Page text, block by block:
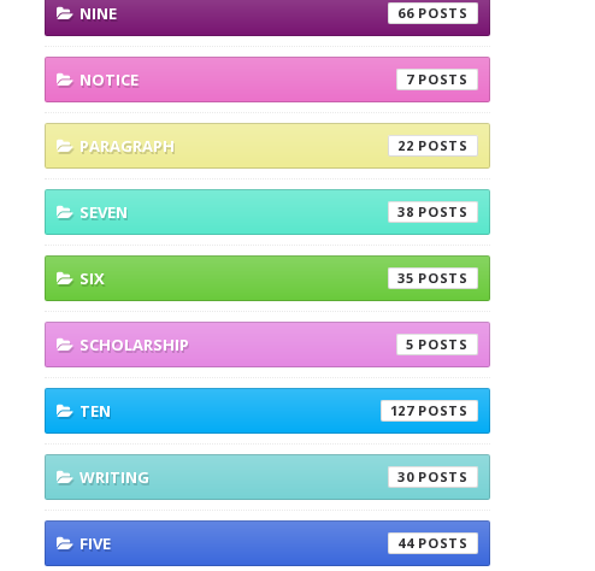
NINE 66
NOTICE 7
PARAGRAPH 22
SEVEN 38
SIX 35
SCHOLARSHIP 5
TEN 127
WRITING 30
FIVE 44